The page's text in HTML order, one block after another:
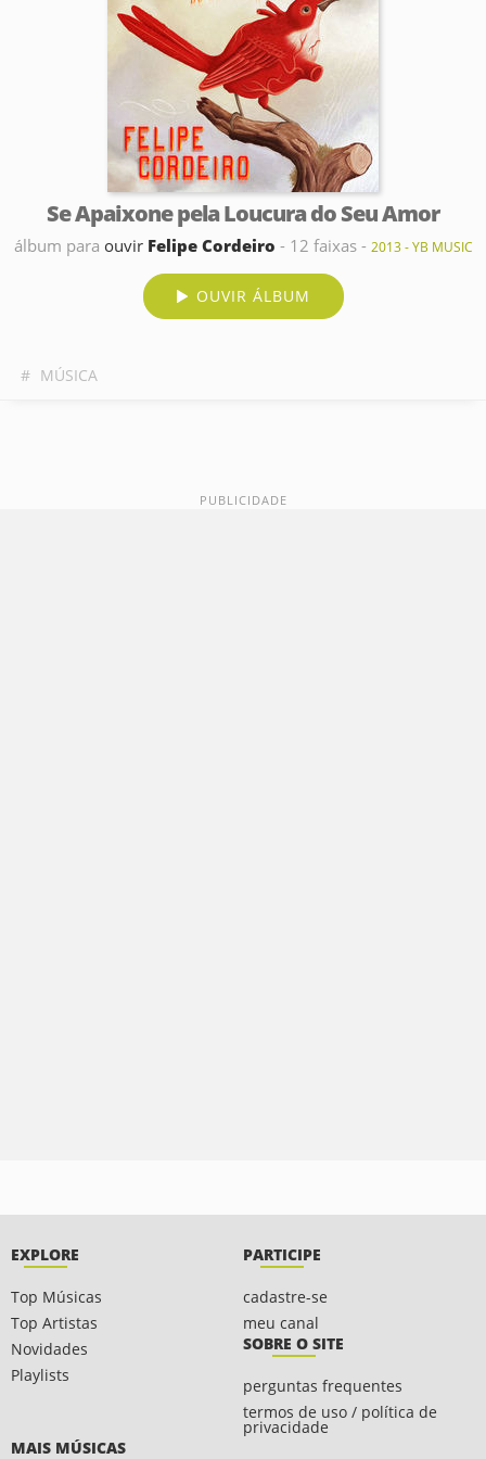
Se Apaixone pela Loucura do Seu Amor
álbum para ouvir Felipe Cordeiro - 12 faixas - 2013 - YB MUSIC
OUVIR ÁLBUM
# MÚSICA
EXPLORE
Top Músicas
Top Artistas
Novidades
Playlists
PARTICIPE
cadastre-se
meu canal
SOBRE O SITE
perguntas frequentes
termos de uso / política de
privacidade
MAIS MÚSICAS